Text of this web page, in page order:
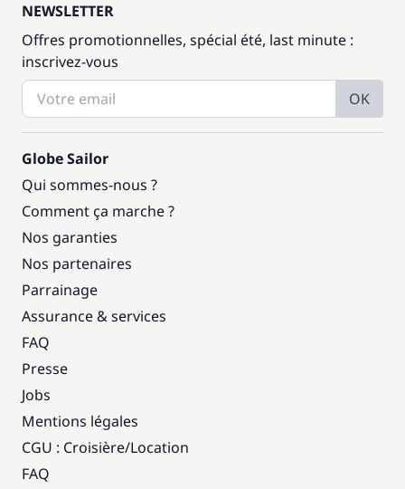
NEWSLETTER
Offres promotionnelles, spécial été, last minute :
inscrivez-vous
OK
Globe Sailor
Qui sommes-nous ?
Comment ça marche ?
Nos garanties
Nos partenaires
Parrainage
Assurance & services
FAQ
Presse
Jobs
Mentions légales
CGU : Croisière/Location
FAQ